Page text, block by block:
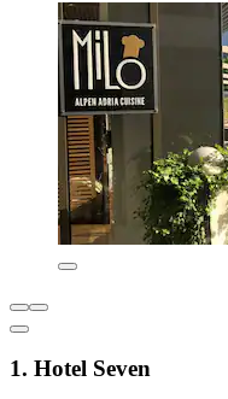
1. Hotel Seven